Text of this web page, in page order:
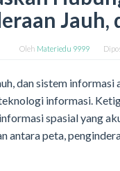
Oleh Materiedu 9999
dan sistem
informasi.
spasial yang
antara peta,